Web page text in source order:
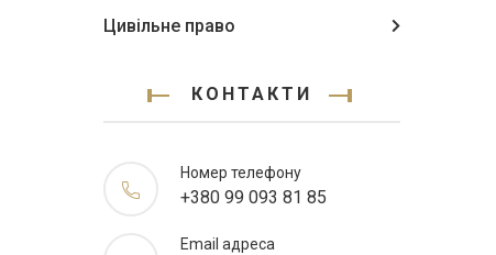
Цивільне право
КОНТАКТИ
Номер телефону
+380 99 093 81 85
Email адреса